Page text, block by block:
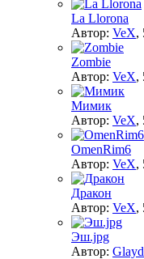
La Llorona
Автор: VeX,
Zombie
Автор: VeX,
Мимик
Автор: VeX,
OmenRim6
Автор: VeX,
Дракон
Автор: VeX,
Эш.jpg
Автор: